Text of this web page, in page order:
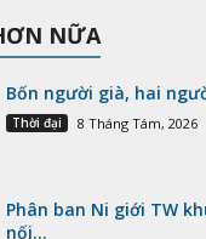
NỮA
Bốn người già, hai
Thời đại 8 Tháng Tám, 2026
Phân ban Ni giới TW
nối...